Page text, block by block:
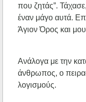
που ζητάς”.
έναν μάγο αυτά.
Άγιον Όρος και
Ανάλογα με την
άνθρωπος, ο
λογισμούς.